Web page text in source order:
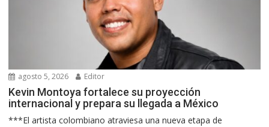
agosto 5, 2026 Editor
Kevin Montoya fortalece su proyección
internacional y prepara su llegada a México
***El artista colombiano atraviesa una nueva etapa de